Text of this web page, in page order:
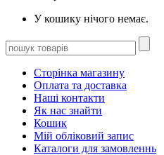
У кошику нічого немає.
Сторінка магазину
Оплата та доставка
Наші контакти
Як нас знайти
Кошик
Мій обліковий запис
Каталоги для замовленнь